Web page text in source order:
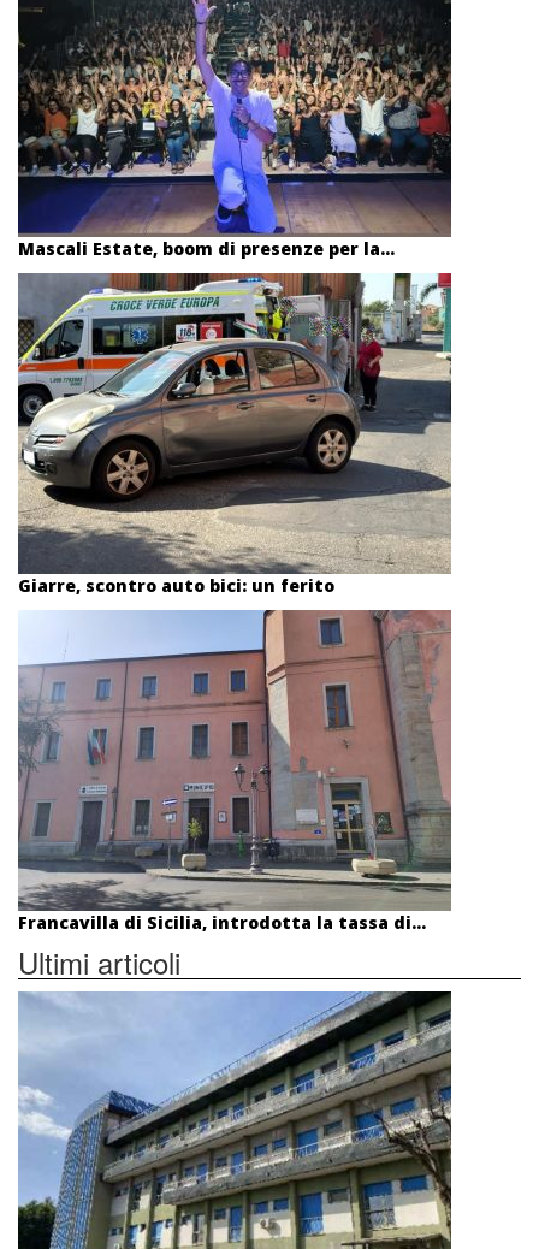
Mascali Estate, boom di presenze per la...
Giarre, scontro auto bici: un ferito
Francavilla di Sicilia, introdotta la tassa di...
Ultimi articoli